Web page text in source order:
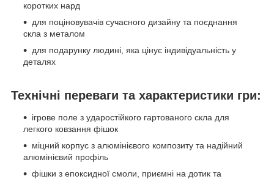
коротких нард
для поціновувачів сучасного дизайну та поєднання
скла з металом
для подарунку людині, яка цінує індивідуальність у
деталях
Технічні переваги та характеристики гри:
ігрове поле з ударостійкого гартованого скла для
легкого ковзання фішок
міцний корпус з алюмінієвого композиту та надійний
алюмінієвий профіль
фішки з епоксидної смоли, приємні на дотик та